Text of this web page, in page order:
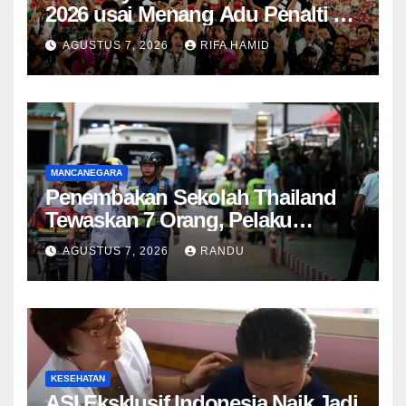
2026 usai Menang Adu Penalti 6-5
atas Persib Bandung
AGUSTUS 7, 2026 RIFA HAMID
MANCANEGARA
Penembakan Sekolah Thailand
Tewaskan 7 Orang, Pelaku
Remaja 14 Tahun Diduga Bunuh
Diri
AGUSTUS 7, 2026 RANDU
KESEHATAN